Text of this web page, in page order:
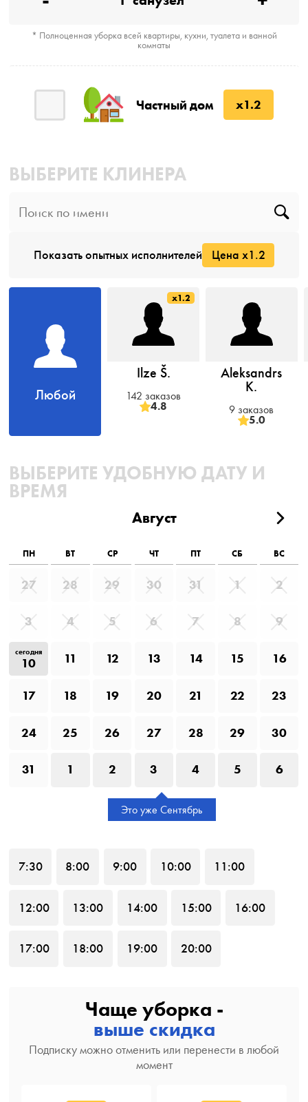
* Полноценная уборка всей квартиры, кухни, туалета и ванной
комнаты
Частный дом x1.2
ВЫБЕРИТЕ КЛИНЕРА
Показать опытных исполнителей Цена x1.2
Любой
x1.2
Ilze Š.
142 заказов
4.8
Aleksandrs
K.
9 заказов
5.0
ВЫБЕРИТЕ УДОБНУЮ ДАТУ И
ВРЕМЯ
Август
ПН ВТ СР ЧТ ПТ СБ ВС
27 28 29 30 31 1 2
3 4 5 6 7 8 9
сегодня
10 11 12 13 14 15 16
17 18 19 20 21 22 23
24 25 26 27 28 29 30
31 1 2 3 4 5 6
Это уже Сентябрь
7:30 8:00 9:00 10:00 11:00
12:00 13:00 14:00 15:00 16:00
17:00 18:00 19:00 20:00
Чаще уборка -
выше скидка
Подписку можно отменить или перенести в любой
момент